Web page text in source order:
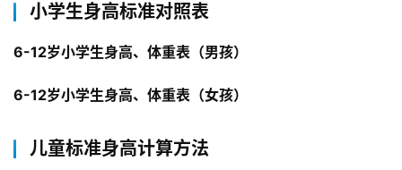
小学生身高标准对照表
6-12岁小学生身高、体重表（男孩）
6-12岁小学生身高、体重表（女孩）
儿童标准身高计算方法